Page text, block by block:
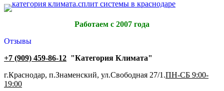
Работаем с 2007 года
Отзывы
+7 (909) 459-86-12 "Категория Климата"
г.Краснодар, п.Знаменский, ул.Свободная 27/1.ПН-СБ 9:00-
19:00